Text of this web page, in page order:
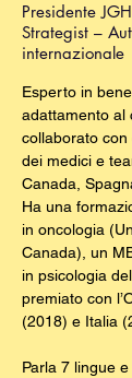
Presidente
Strategist –
internazionale
Esperto in
adattamento al
collaborato
dei medici e
Canada,
Ha una
in oncologia
Canada), un
in psicologia
premiato con
(2018) e Italia
Parla 7 lingue